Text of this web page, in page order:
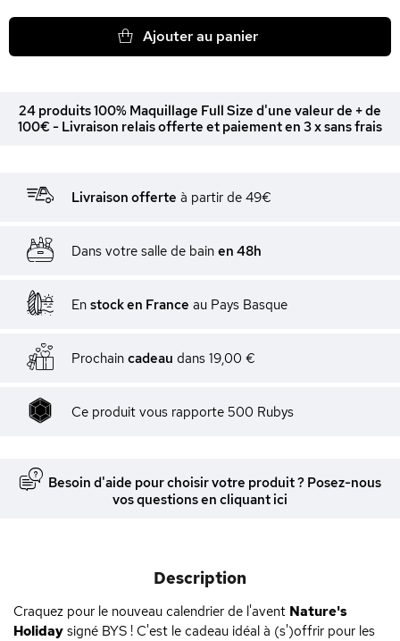
Ajouter au panier
24 produits 100% Maquillage Full Size d'une valeur de + de
100€ - Livraison relais offerte et paiement en 3 x sans frais
Livraison offerte à partir de 49€
Dans votre salle de bain en 48h
En stock en France au Pays Basque
Prochain cadeau dans 19,00 €
Ce produit vous rapporte 500 Rubys
Besoin d'aide pour choisir votre produit ? Posez-nous
vos questions en cliquant ici
Description
Craquez pour le nouveau calendrier de l'avent Nature's
Holiday signé BYS ! C'est le cadeau idéal à (s')offrir pour les